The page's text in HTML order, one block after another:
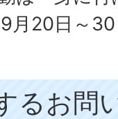
月20日～
るお問